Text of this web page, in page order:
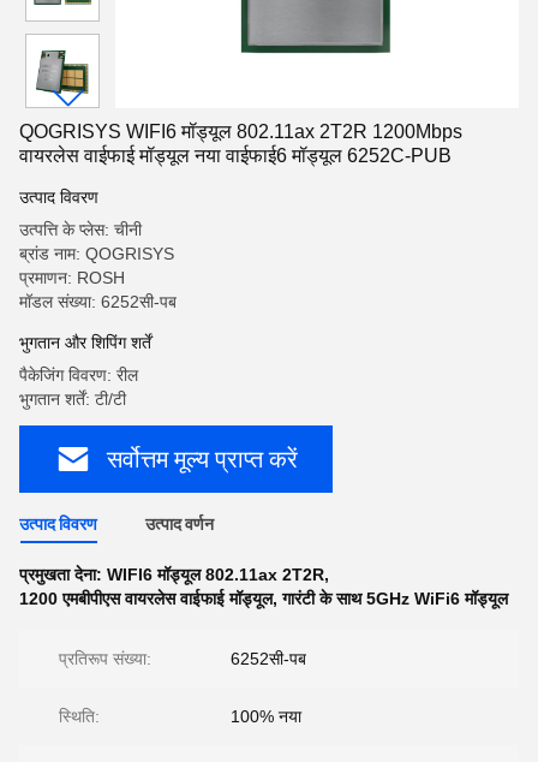
QOGRISYS WIFI6 मॉड्यूल 802.11ax 2T2R 1200Mbps
वायरलेस वाईफाई मॉड्यूल नया वाईफाई6 मॉड्यूल 6252C-PUB
उत्पाद विवरण
उत्पत्ति के प्लेस: चीनी
ब्रांड नाम: QOGRISYS
प्रमाणन: ROSH
मॉडल संख्या: 6252सी-पब
भुगतान और शिपिंग शर्तें
पैकेजिंग विवरण: रील
भुगतान शर्तें: टी/टी
सर्वोत्तम मूल्य प्राप्त करें
उत्पाद विवरण उत्पाद वर्णन
प्रमुखता देना: WIFI6 मॉड्यूल 802.11ax 2T2R,
1200 एमबीपीएस वायरलेस वाईफाई मॉड्यूल,गारंटी के साथ 5GHz WiFi6 मॉड्यूल
प्रतिरूप संख्या: 6252सी-पब
स्थिति: 100% नया